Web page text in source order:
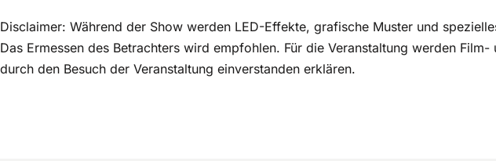
Disclaimer: Während der Show werden LED-Effekte, grafische Muster und
Das Ermessen des Betrachters wird empfohlen. Für die Veranstaltung werden
durch den Besuch der Veranstaltung einverstanden erklären.